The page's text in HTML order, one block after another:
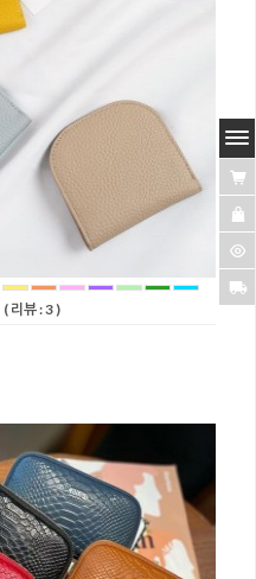
( 리뷰 : 3 )